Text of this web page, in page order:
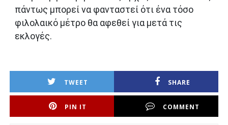
πάντως μπορεί να φανταστεί ότι ένα τόσο
φιλολαικό μέτρο θα αφεθεί για μετά τις
εκλογές.
TWEET SHARE
PIN IT COMMENT